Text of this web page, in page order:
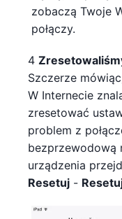
zobaczą Twoje
połączy.
4
Szczerze
W Internecie
zresetować
problem z
bezprzewodową
urządzenia
Resetuj -